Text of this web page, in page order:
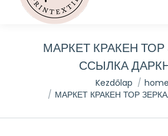
МАРКЕТ КРАКЕН
ССЫЛКА
Kezdőlap
home
МАРКЕТ КРАКЕН ТОР